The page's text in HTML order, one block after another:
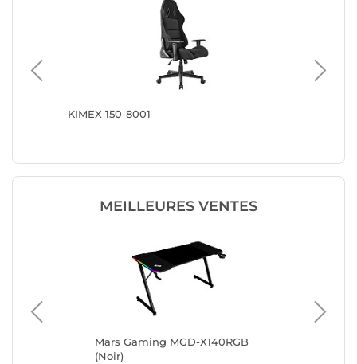
KIMEX 150-8001
MEILLEURES VENTES
Mars Gaming MGD-X140RGB
(Noir)